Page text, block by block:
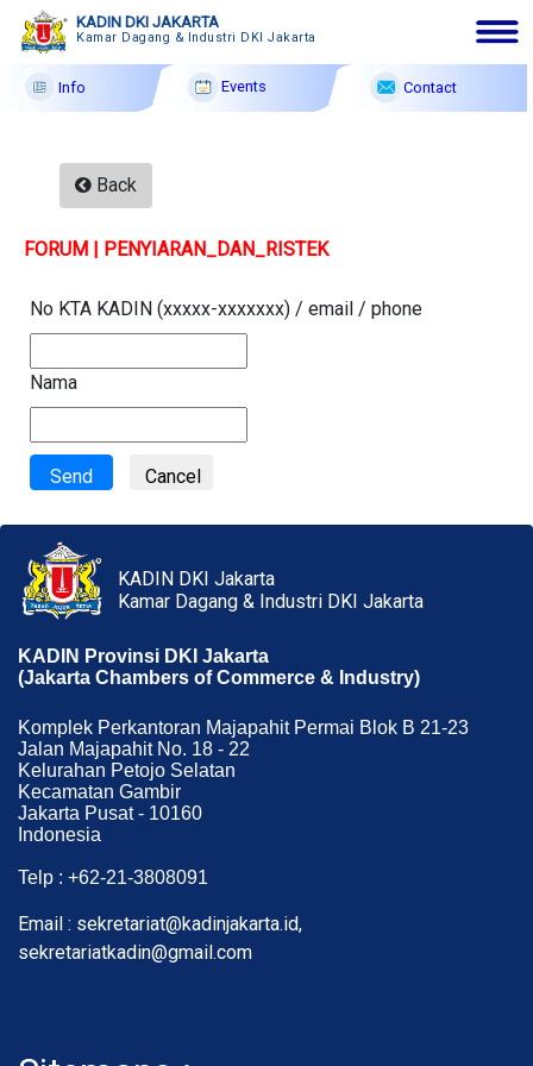
KADIN DKI JAKARTA
Kamar Dagang & Industri DKI Jakarta
Info Events Contact
English|Arabic|Chinese
2026
Membership
Profile
Member Forum
F A Q
Contact
Back
FORUM | PENYIARAN_DAN_RISTEK
No KTA KADIN (xxxxx-xxxxxxx) / email / phone
Nama
KADIN DKI Jakarta
Kamar Dagang & Industri DKI Jakarta
KADIN Provinsi DKI Jakarta
(Jakarta Chambers of Commerce & Industry)
Komplek Perkantoran Majapahit Permai Blok B 21-23
Jalan Majapahit No. 18 - 22
Kelurahan Petojo Selatan
Kecamatan Gambir
Jakarta Pusat - 10160
Indonesia
Telp : +62-21-3808091
Email : sekretariat@kadinjakarta.id,
sekretariatkadin@gmail.com